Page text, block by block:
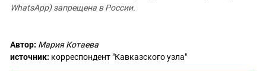
WhatsApp) запрещена в России.
Автор: Мария Котаева
источник: корреспондент "Кавказского узла"